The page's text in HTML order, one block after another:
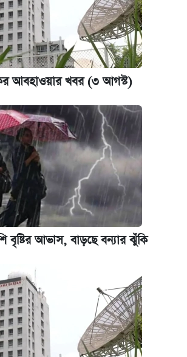
আবহাওয়ার খবর (৩ আগস্ট)
বৃষ্টির আভাস, বাড়ছে বন্যার ঝুঁকি